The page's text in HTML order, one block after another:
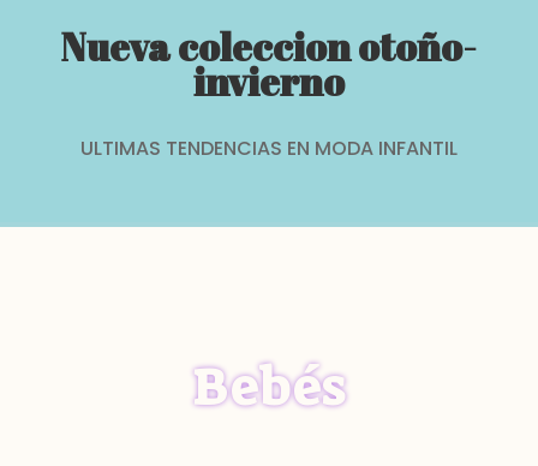
Nueva coleccion otoño-
invierno
ULTIMAS TENDENCIAS EN MODA INFANTIL
Bebés